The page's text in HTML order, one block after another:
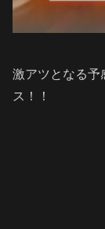
激アツとなる予
ス！！